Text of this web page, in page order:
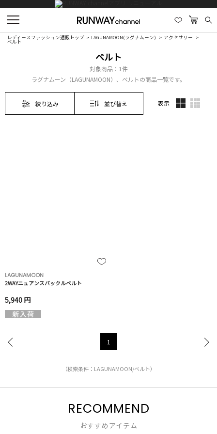
レディースファッション通販トップ LAGUNAMOON(ラグナムーン) アクセサリー
ベルト
ベルト
対象商品： 1件
ラグナムーン（LAGUNAMOON）、ベルトの商品一覧です。
絞り込み 並び替え 表示
LAGUNAMOON
2WAYニュアンスバックルベルト
5,940 円
1
（検索条件：LAGUNAMOON/ベルト）
RECOMMEND
おすすめアイテム